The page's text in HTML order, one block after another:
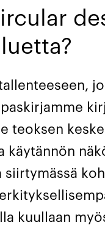
teoksen
käytännön
kuullaan